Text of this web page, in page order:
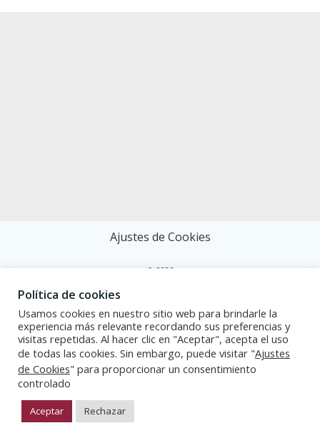
Ajustes de Cookies
© 2026
TRAÏNSPLANT
Aviso legal
Política de privacidad
Política de cookies
Usamos cookies en nuestro sitio web para brindarle la
experiencia más relevante recordando sus preferencias y
visitas repetidas. Al hacer clic en "Aceptar", acepta el uso
de todas las cookies. Sin embargo, puede visitar "Ajustes
de Cookies" para proporcionar un consentimiento
controlado
Aceptar Rechazar